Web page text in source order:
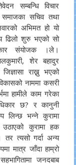
सम्बन्धि विचार
समाजका सचिव तथा
अभिमत हो यो
ढिलो शुरु भएको सो
संयोजक ।ले।
शेर बहादुर
राख्नु भएको
नाममा कसरी
हामीले काम गरेका
छ? र कानुनी
लिन्छ भन्ने कुरामा
उठाएको कुरामा हक
तर त्यसो गर्दा अन्य
मात्र जाँदा हाम्रो
जनदबाब